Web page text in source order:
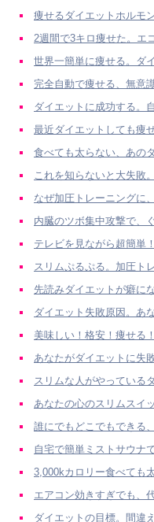
痩せるダイエットホルモ
2週間で3キロ痩せた。エ
世界一簡単に痩せる。ダ
完全自動で痩せる、無意
ダイエットに成功する。
最近ダイエットしても痩
食べても太らない、あの
これを知らないと大失敗
なぜ加圧トレーニングに
内臓のツボ集中攻撃で、
テレビを見ながら超簡単
スリムぷるぷる。加圧ト
先読みダイエットが癖に
ダイエット失敗原因。あ
美味しい！格安！痩せる
あなたがダイエットに失
スリムな人がやっている
あなたの心のスリムスイ
誰にでもどこでもできる
自宅で簡単ミストサウナ
3,000kカロリー食べても
エアコン効きすぎでも、
ダイエットの目標。間違